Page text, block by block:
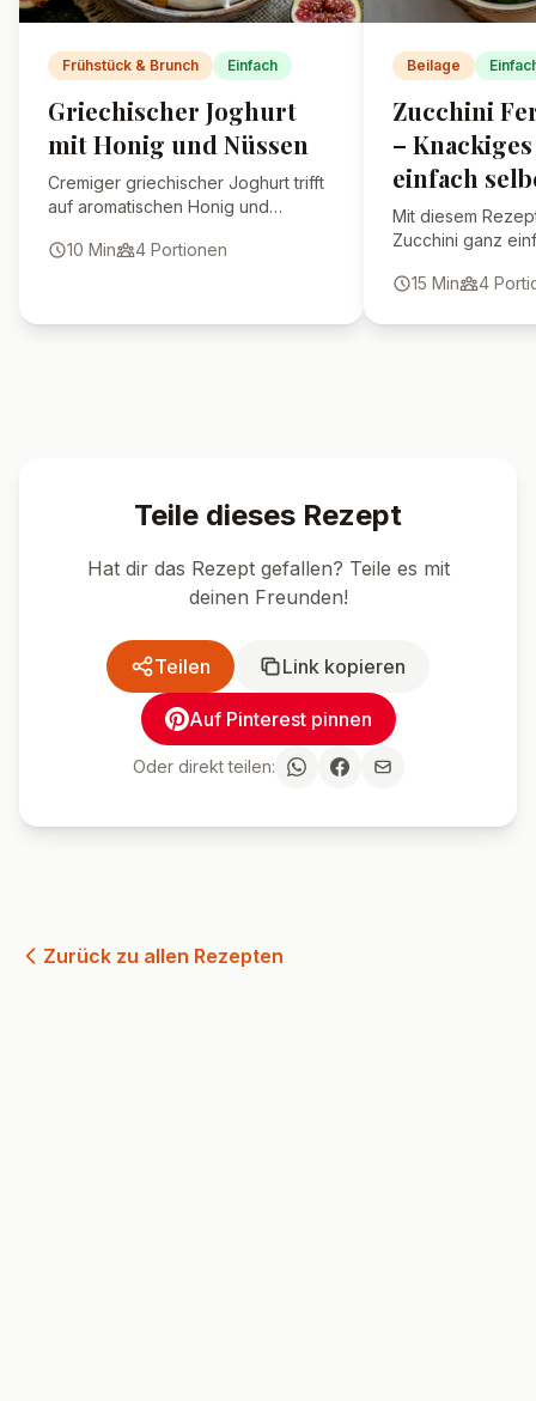
Frühstück & Brunch Einfach
Griechischer Joghurt
mit Honig und Nüssen
Cremiger griechischer Joghurt trifft
auf aromatischen Honig und
schnelles Frühstück oder Dessert
10 Min 4 Portionen
Beilage
Zucchini
–
einfach
Mit diesem
Zucchini ganz
gesund,
15 Min 4
Teile dieses Rezept
Hat dir das Rezept gefallen? Teile es mit
deinen Freunden!
Teilen Link kopieren
Auf Pinterest pinnen
Oder direkt teilen:
Zurück zu allen Rezepten